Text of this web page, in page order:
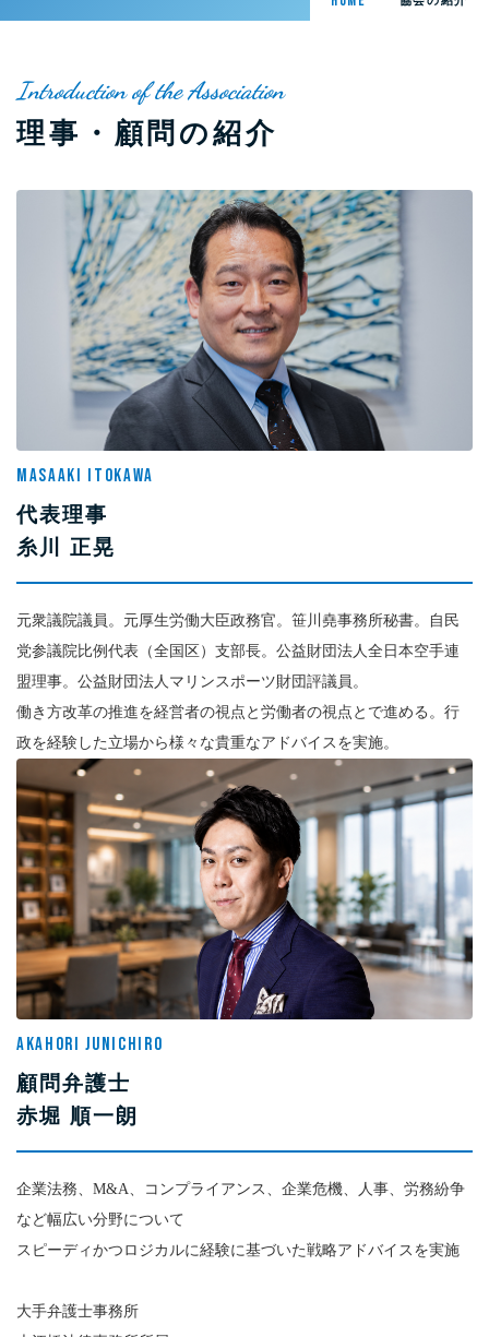
A B T U
Introduction of the Association
理事 ・ 顧 問 の紹介
MASAAKI ITOKAWA
代表理事
糸川 正晃
元衆議院議員。元厚生労働大臣政務官。笹川堯事務所秘書。自民
党参議院比例代表（全国区）支部長。公益財団法人全日本空手連
盟理事。公益財団法人マリンスポーツ財団評議員。
働き方改革の推進を経営者の視点と労働者の視点とで進める。行
政を経験した立場から様々な貴重なアドバイスを実施。
AKAHORI JUNICHIRO
顧問弁護士
赤堀 順一朗
企業法務、M&A、コンプライアンス、企業危機、人事、労務紛争
など幅広い分野について
スピーディかつロジカルに経験に基づいた戦略アドバイスを実施
大手弁護士事務所